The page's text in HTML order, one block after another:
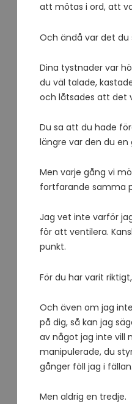
att mötas i ord, att
Och ändå var det du
Dina tystnader var
du väl talade,
och låtsades att det
Du sa att du hade
längre var den du en
Men varje gång vi
fortfarande samma
Jag vet inte varför
för att ventilera.
punkt.
För du har varit
Och även om jag
på dig, så kan jag
av något jag inte vill
manipulerade, du
gånger föll jag i fällan.
Men aldrig en tredje.